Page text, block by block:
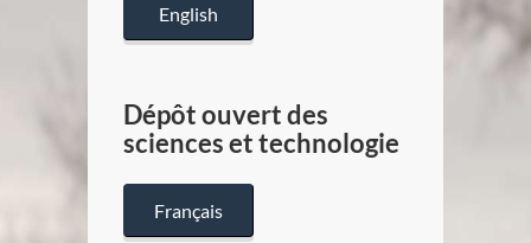
English
Dépôt ouvert des
sciences et technologie
Français